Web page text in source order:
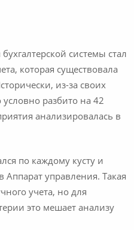
системы стал
которая существовала
из-за своих
разбито на 42
анализировалась в
по каждому кусту и
Аппарат управления. Такая
учета, но для
это мешает анализу